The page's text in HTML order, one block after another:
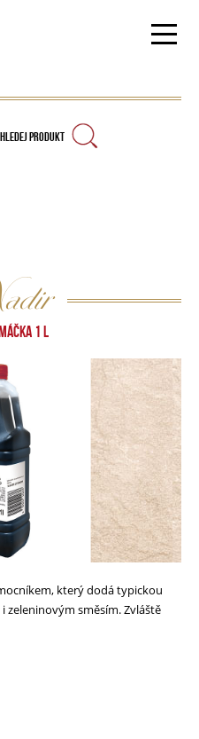
HLEDEJ PRODUKT
1 L
který dodá typickou
zeleninovým směsím. Zvláště